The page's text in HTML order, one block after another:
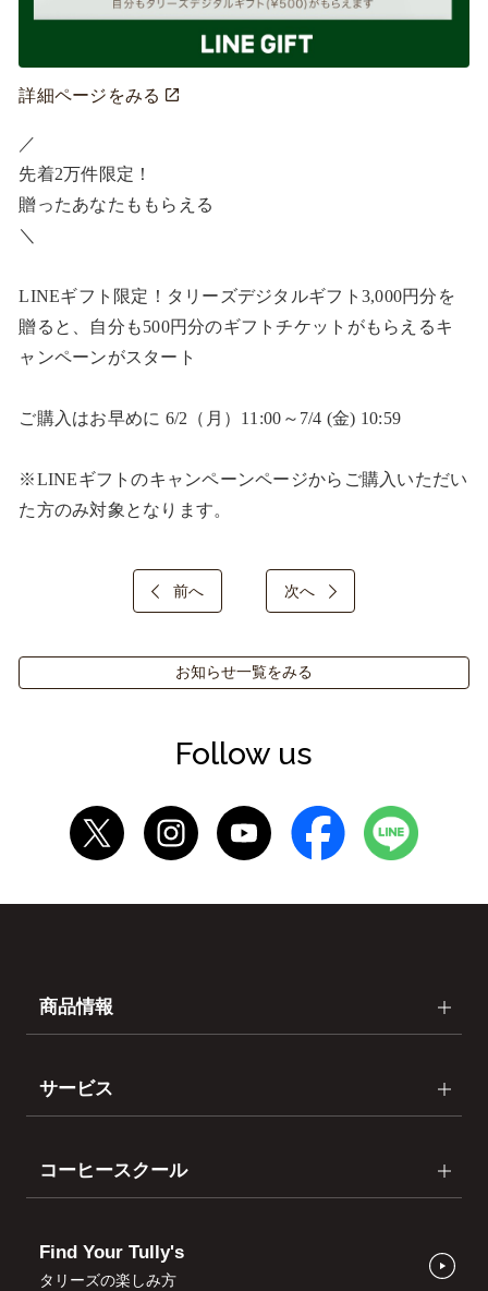
詳細ページをみる
／ ​
先着2万件限定！​
贈ったあなたももらえる ​
＼ ​
LINEギフト限定！タリーズデジタルギフト3,000円分を
贈ると、自分も500円分のギフトチケットがもらえるキ
ャンペーンがスタート​
ご購入はお早めに 6/2（月）11:00～7/4 (金) 10:59​
※LINEギフトのキャンペーンページからご購入いただい
た方のみ対象となります。​
前へ 次へ
お知らせ一覧をみる
Follow us
商品情報
サービス
コーヒースクール
Find Your Tully's
タリーズの楽しみ方